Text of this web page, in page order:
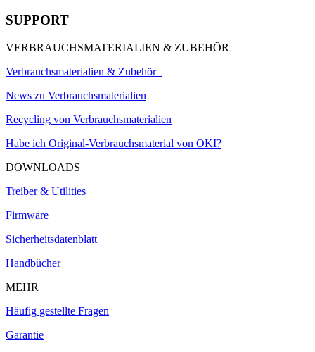
SUPPORT
VERBRAUCHSMATERIALIEN & ZUBEHÖR
Verbrauchsmaterialien & Zubehör
News zu Verbrauchsmaterialien
Recycling von Verbrauchsmaterialien
Habe ich Original-Verbrauchsmaterial von OKI?
DOWNLOADS
Treiber & Utilities
Firmware
Sicherheitsdatenblatt
Handbücher
MEHR
Häufig gestellte Fragen
Garantie